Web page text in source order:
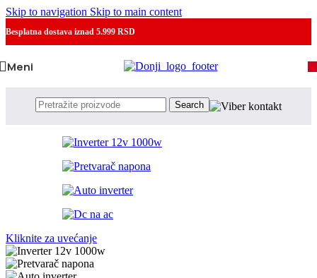
Skip to navigation Skip to main content
Besplatna dostava iznad 5.999 RSD
Meni
Search
Kliknite za uvećanje